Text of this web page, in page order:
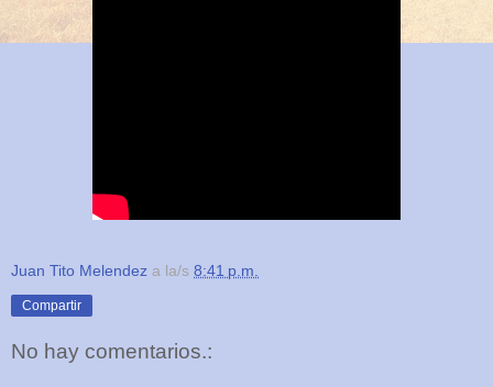
Juan Tito Melendez a la/s 8:41 p.m.
Compartir
No hay comentarios.: